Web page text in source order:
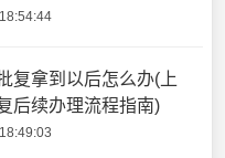
复拿到以后怎么办(上
后续办理流程指南)